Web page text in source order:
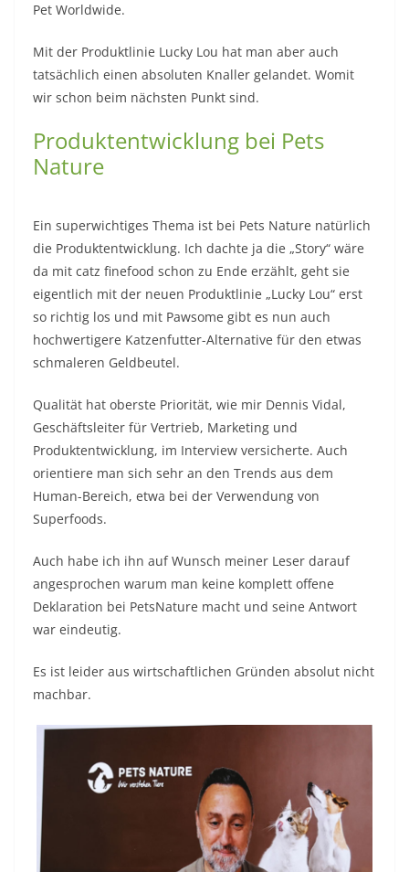
Pet Worldwide.
Mit der Produktlinie Lucky Lou hat man aber auch
tatsächlich einen absoluten Knaller gelandet. Womit
wir schon beim nächsten Punkt sind.
Produktentwicklung bei Pets
Nature
Ein superwichtiges Thema ist bei Pets Nature natürlich
die Produktentwicklung. Ich dachte ja die „Story“ wäre
da mit catz finefood schon zu Ende erzählt, geht sie
eigentlich mit der neuen Produktlinie „Lucky Lou“ erst
so richtig los und mit Pawsome gibt es nun auch
hochwertigere Katzenfutter-Alternative für den etwas
schmaleren Geldbeutel.
Qualität hat oberste Priorität, wie mir Dennis Vidal,
Geschäftsleiter für Vertrieb, Marketing und
Produktentwicklung, im Interview versicherte. Auch
orientiere man sich sehr an den Trends aus dem
Human-Bereich, etwa bei der Verwendung von
Superfoods.
Auch habe ich ihn auf Wunsch meiner Leser darauf
angesprochen warum man keine komplett offene
Deklaration bei PetsNature macht und seine Antwort
war eindeutig.
Es ist leider aus wirtschaftlichen Gründen absolut nicht
machbar.